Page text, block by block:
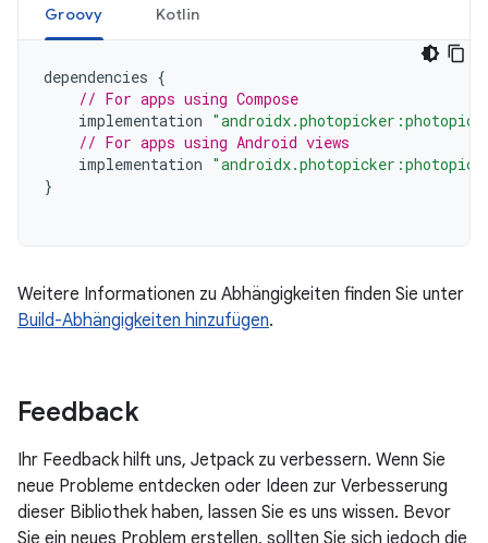
Groovy Kotlin
dependencies {
// For apps using Compose
implementation
// For apps using Android views
implementation
}
Weitere Informationen zu Abhängigkeiten finden Sie unter
Build-Abhängigkeiten hinzufügen.
Feedback
Ihr Feedback hilft uns, Jetpack zu verbessern. Wenn Sie
neue Probleme entdecken oder Ideen zur Verbesserung
dieser Bibliothek haben, lassen Sie es uns wissen. Bevor
Sie ein neues Problem erstellen, sollten Sie sich jedoch die